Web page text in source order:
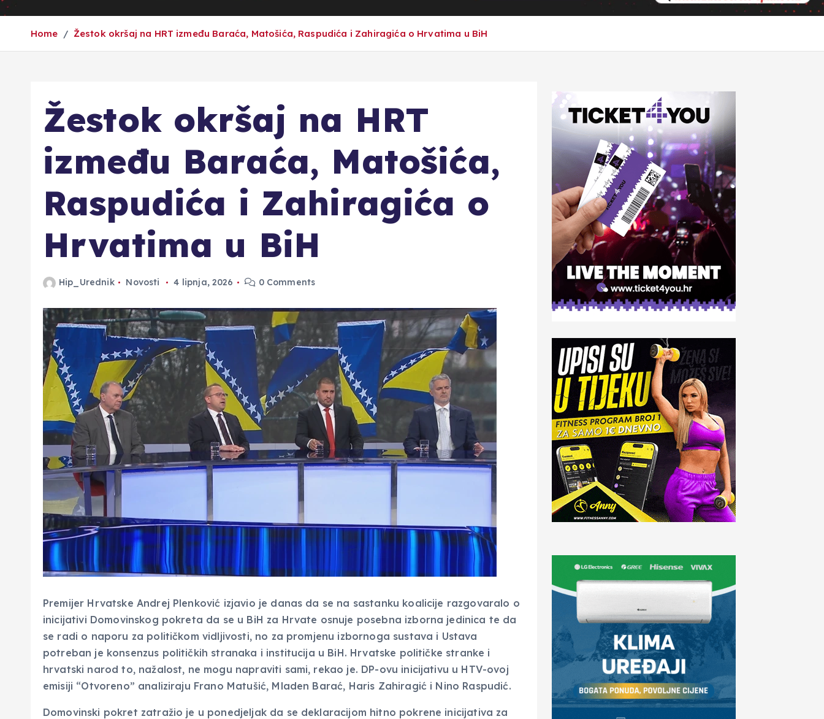
Home Žestok okršaj na HRT između Baraća, Matošića, Raspudića i Zahiragića o Hrvatima u BiH
Žestok okršaj na HRT
između Baraća, Matošića,
Raspudića i Zahiragića o
Hrvatima u BiH
Hip_Urednik Novosti 4 lipnja, 2026 0 Comments
Premijer Hrvatske Andrej Plenković izjavio je danas da se na sastanku koalicije razgovaralo o
inicijativi Domovinskog pokreta da se u BiH za Hrvate osnuje posebna izborna jedinica te da
se radi o naporu za političkom vidljivosti, no za promjenu izbornoga sustava i Ustava
potreban je konsenzus političkih stranaka i institucija u BiH. Hrvatske političke stranke i
hrvatski narod to, nažalost, ne mogu napraviti sami, rekao je. DP-ovu inicijativu u HTV-ovoj
emisiji “Otvoreno” analiziraju Frano Matušić, Mladen Barać, Haris Zahiragić i Nino Raspudić.
Domovinski pokret zatražio je u ponedjeljak da se deklaracijom hitno pokrene inicijativa za